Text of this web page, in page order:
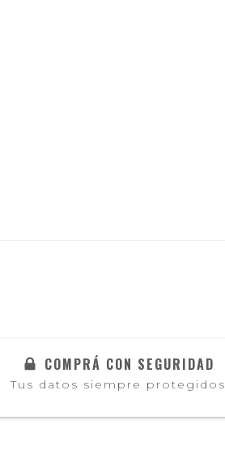
COMPRÁ CON SEGURIDAD
Tus datos siempre protegidos